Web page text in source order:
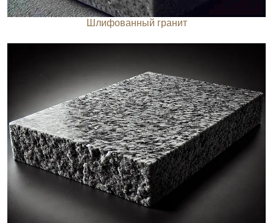
Шлифованный гранит